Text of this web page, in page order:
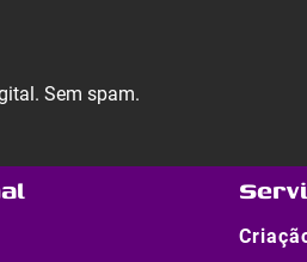
Sem spam.